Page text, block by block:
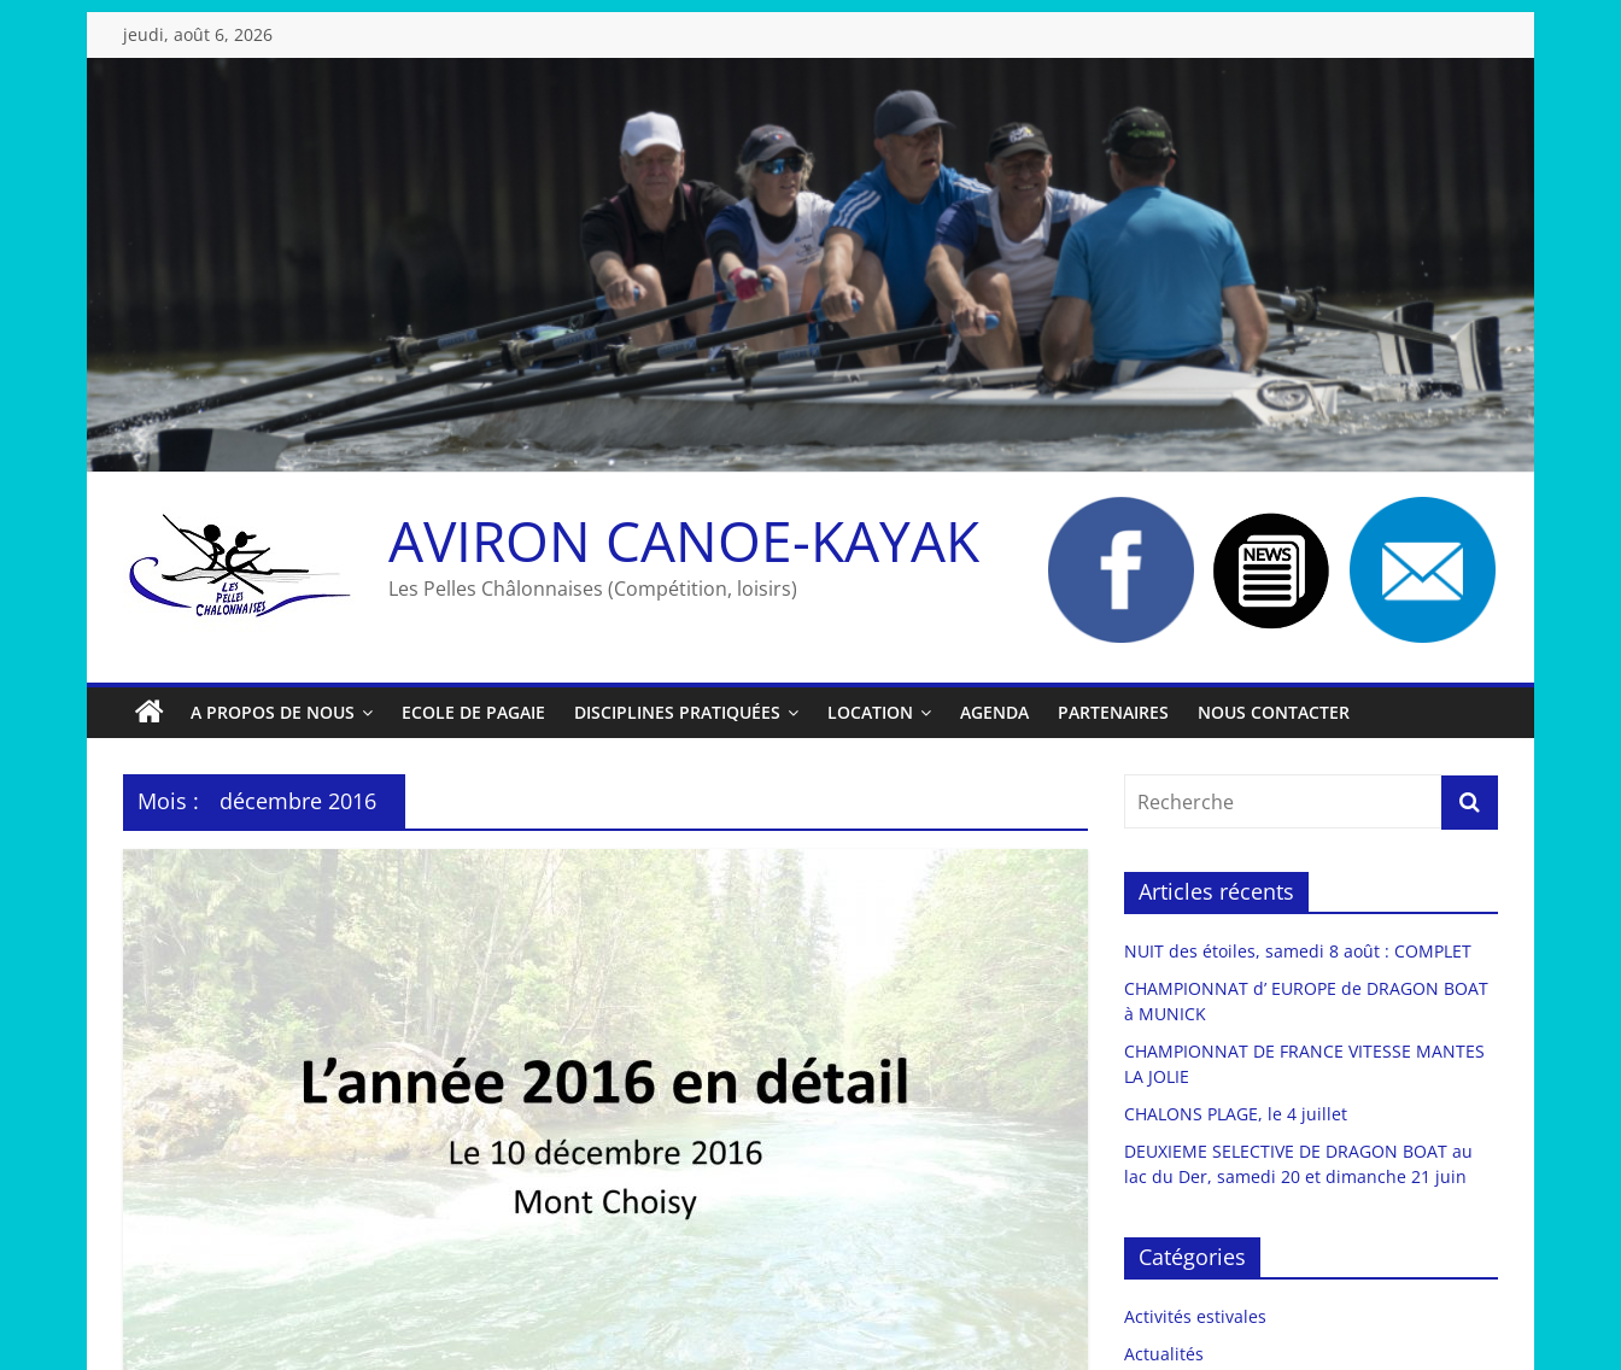
Passer
au
jeudi, août 6, 2026
AVIRON CANOE-KAYAK
Les Pelles Châlonnaises (Compétition, loisirs)
A PROPOS DE NOUS ECOLE DE PAGAIE DISCIPLINES PRATIQUÉES LOCATION AGENDA PARTENAIRES NOUS CONTACTER
Mois : décembre 2016
Articles récents
NUIT des étoiles, samedi 8 août : COMPLET
CHAMPIONNAT d’ EUROPE de DRAGON BOAT
à MUNICK
CHAMPIONNAT DE FRANCE VITESSE MANTES
LA JOLIE
CHALONS PLAGE, le 4 juillet
DEUXIEME SELECTIVE DE DRAGON BOAT au
lac du Der, samedi 20 et dimanche 21 juin
Catégories
Activités estivales
Actualités